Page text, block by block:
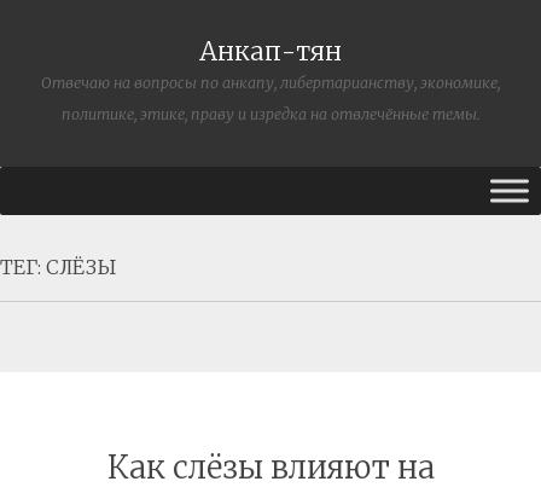
Анкап-тян
Отвечаю на вопросы по анкапу, либертарианству, экономике,
политике, этике, праву и изредка на отвлечённые темы.
ТЕГ: СЛЁЗЫ
Как слёзы влияют на